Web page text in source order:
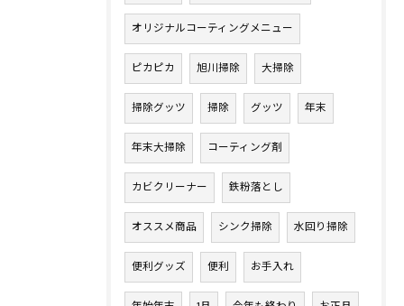
オリジナルコーティングメニュー
ピカピカ 旭川掃除 大掃除
掃除グッツ 掃除 グッツ 年末
年末大掃除 コーティング剤
カビクリーナー 鉄粉落とし
オススメ商品 シンク掃除 水回り掃除
便利グッズ 便利 お手入れ